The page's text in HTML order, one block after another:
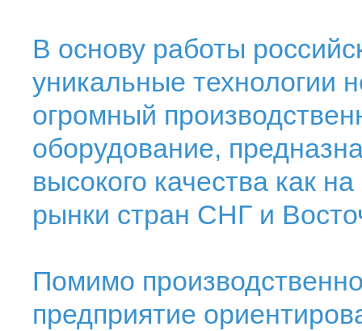
В основу работы
уникальные технологии
огромный
оборудование,
высокого качества как
рынки стран СНГ и
Помимо
предприятие